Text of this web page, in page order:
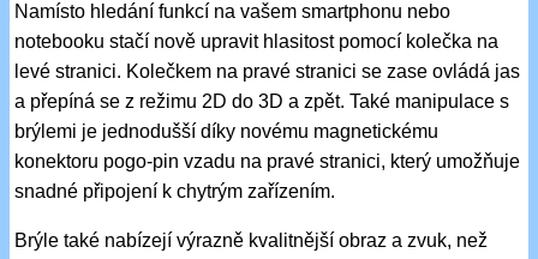
Namísto hledání funkcí na vašem smartphonu nebo
notebooku stačí nově upravit hlasitost pomocí kolečka na
levé stranici. Kolečkem na pravé stranici se zase ovládá jas
a přepíná se z režimu 2D do 3D a zpět. Také manipulace s
brýlemi je jednodušší díky novému magnetickému
konektoru pogo-pin vzadu na pravé stranici, který umožňuje
snadné připojení k chytrým zařízením.
Brýle také nabízejí výrazně kvalitnější obraz a zvuk, než